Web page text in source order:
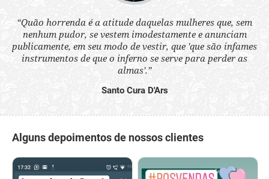
“Quão horrenda é a atitude daquelas mulheres que, sem
nenhum pudor, se vestem imodestamente e anunciam
publicamente, em seu modo de vestir, que 'que são infames
instrumentos de que o inferno se serve para perder as
almas'.”
Santo Cura D'Ars
Alguns depoimentos de nossos clientes